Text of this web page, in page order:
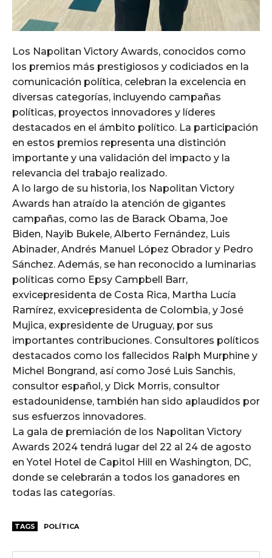
Los Napolitan Victory Awards, conocidos como
los premios más prestigiosos y codiciados en la
comunicación política, celebran la excelencia en
diversas categorías, incluyendo campañas
políticas, proyectos innovadores y líderes
destacados en el ámbito político. La participación
en estos premios representa una distinción
importante y una validación del impacto y la
relevancia del trabajo realizado.
A lo largo de su historia, los Napolitan Victory
Awards han atraído la atención de gigantes
campañas, como las de Barack Obama, Joe
Biden, Nayib Bukele, Alberto Fernández, Luis
Abinader, Andrés Manuel López Obrador y Pedro
Sánchez. Además, se han reconocido a luminarias
políticas como Epsy Campbell Barr,
exvicepresidenta de Costa Rica, Martha Lucía
Ramírez, exvicepresidenta de Colombia, y José
Mujica, expresidente de Uruguay, por sus
importantes contribuciones. Consultores políticos
destacados como los fallecidos Ralph Murphine y
Michel Bongrand, así como José Luis Sanchis,
consultor español, y Dick Morris, consultor
estadounidense, también han sido aplaudidos por
sus esfuerzos innovadores.
La gala de premiación de los Napolitan Victory
Awards 2024 tendrá lugar del 22 al 24 de agosto
en Yotel Hotel de Capitol Hill en Washington, DC,
donde se celebrarán a todos los ganadores en
todas las categorías.
TAGS POLÍTICA